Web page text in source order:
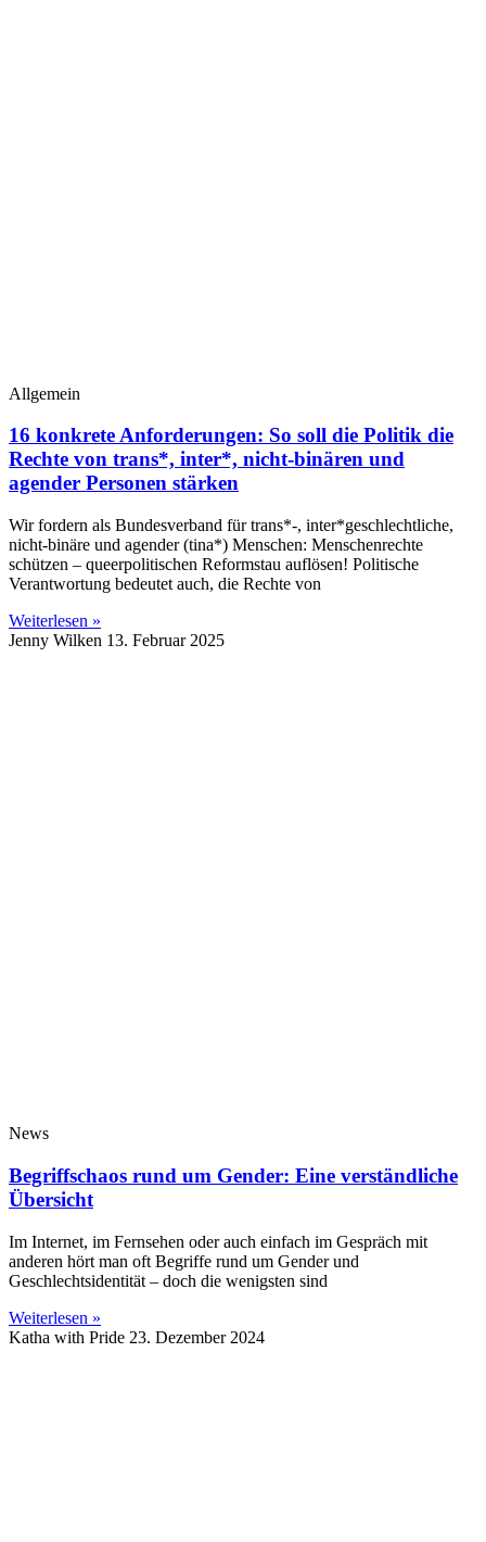
Allgemein
16 konkrete Anforderungen: So soll die Politik die
Rechte von trans*, inter*, nicht-binären und
agender Personen stärken
Wir fordern als Bundesverband für trans*-, inter*geschlechtliche,
nicht-binäre und agender (tina*) Menschen: Menschenrechte
schützen – queerpolitischen Reformstau auflösen! Politische
Verantwortung bedeutet auch, die Rechte von
Weiterlesen »
Jenny Wilken 13. Februar 2025
News
Begriffschaos rund um Gender: Eine verständliche
Übersicht
Im Internet, im Fernsehen oder auch einfach im Gespräch mit
anderen hört man oft Begriffe rund um Gender und
Geschlechtsidentität – doch die wenigsten sind
Weiterlesen »
Katha with Pride 23. Dezember 2024